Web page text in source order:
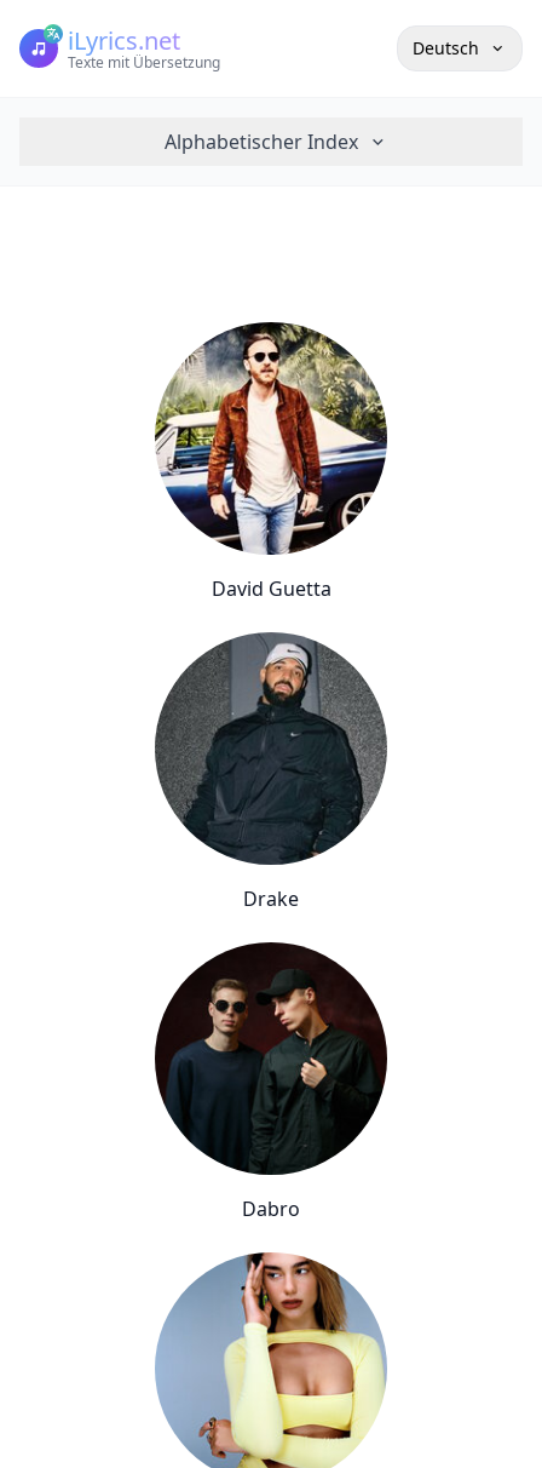
iLyrics.net
Texte mit Übersetzung
Deutsch
Alphabetischer Index
David Guetta
Drake
Dabro